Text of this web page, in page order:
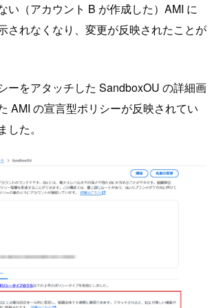
い（アカウント B が作成した）AMI に
されなくなり、変更が反映されたことが
ーをアタッチした SandboxOU の詳細画
AMI の宣言型ポリシーが反映されてい
た。